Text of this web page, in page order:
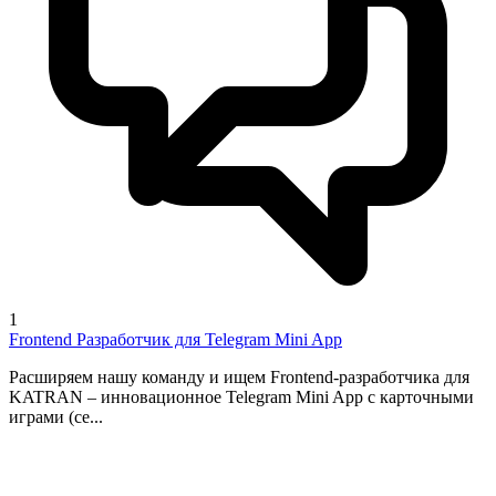
1
Frontend Разработчик для Telegram Mini App
Расширяем нашу команду и ищем Frontend-разработчика для
KATRAN – инновационное Telegram Mini App с карточными
играми (се...